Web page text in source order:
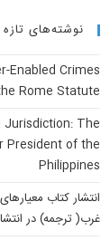
نوشته‌های تازه
Enabled Crimes
Rome Statute
Jurisdiction: The
President of the
Philippines
انتشار کتاب
غرب( ترجمه) در